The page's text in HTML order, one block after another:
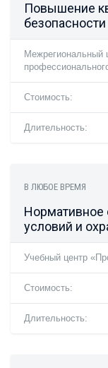
Повышение
безопасности
Межрегиональный
Стоимость:
Длительность:
В ЛЮБОЕ ВРЕМЯ
Нормативное
условий и
Учебный центр
Стоимость:
Длительность: